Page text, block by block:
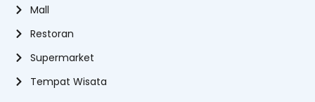
Mall
Restoran
Supermarket
Tempat Wisata